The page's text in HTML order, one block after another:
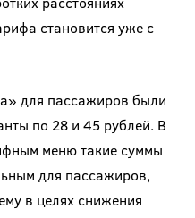
становится уже с
для пассажиров были
по 28 и 45 рублей. В
меню такие суммы
для пассажиров,
в целях снижения